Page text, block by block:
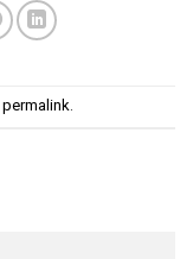
permalink.